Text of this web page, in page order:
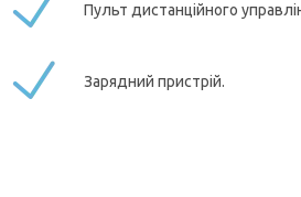
Пульт дистанційного
Зарядний пристрій.